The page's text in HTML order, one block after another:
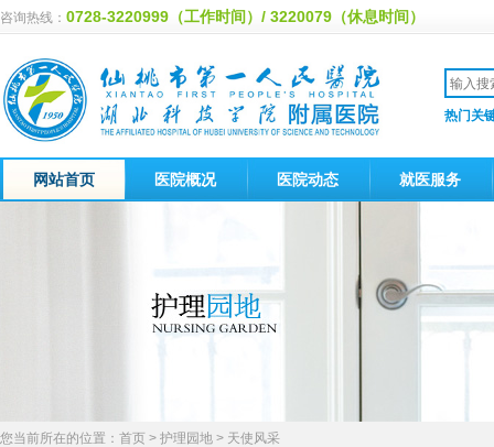
咨询热线： 0728-3220999（工作时间）/ 3220079（休息时间）
热门关
网站首页 医院概况 医院动态 就医服务
您当前所在的位置： 首页 > 护理园地 > 天使风采